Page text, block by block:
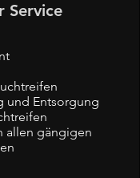
Service
und Entsorgung
allen gängigen